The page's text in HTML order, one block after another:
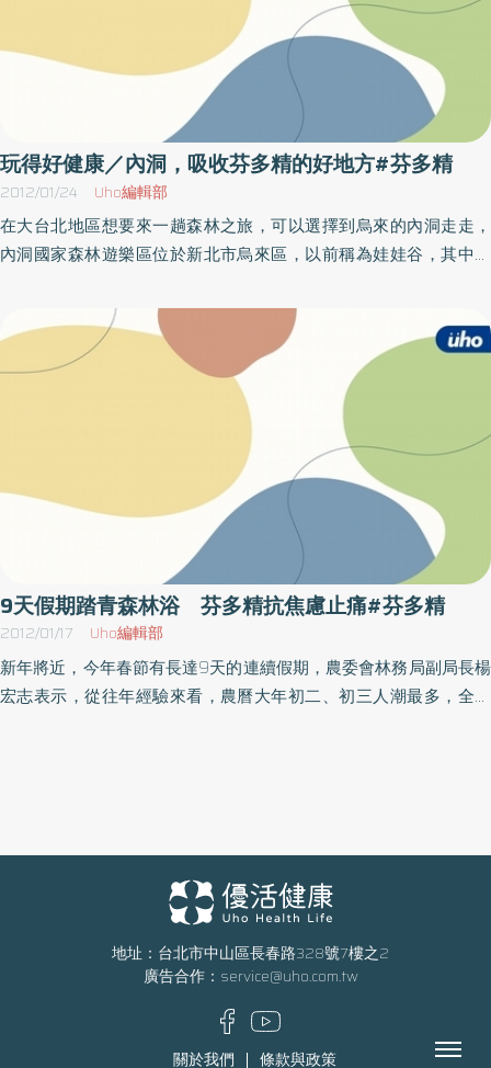
芝山岩遺址，18世紀造的古廟惠濟宮，19世紀造的芝山岩隘門，近
年來考古發現的圓山文化骨骸，此皆被列為國家一級古蹟。此外有
19世紀六氏先生歷史事件相關的學務官遭難碑、六氏先生墓、國語
傳習所舊址、同歸所；另有野鳥學會「芝山文化生態綠園」、其中
的養生蔬食餐館。現在，財團法人法鼓基金會台北北區分部（農禪
水月）特規劃芝山岩半日健走，可沉浸在芬多精氛圍下，藉此享受
山光水色與古林步道、運動健身、古文史導覽，當天從捷運站出
發，沿著雙溪河堤公園前行，在河堤濃密樹蔭下做柔軟養生體操，
再到芝山岩慢行健走，途中會有熟悉文史的專人導覽介紹各免費景
點及古蹟、生態植被。名額有限，請及早報名，活動內容日期時間
位再做確認，以免臨時異動或取消，當天請自備喝水容器，前一天
請注意氣象資訊。名稱：輕鬆走遇見禪時間：101年12月16日（日）
上午07：30～11：30地點：台北捷運紅線芝山站1號出口（07：30
集合）洽詢：02-2893-3161轉573活動推廣組網路報名
玩得好健康／內洞，吸收芬多精的好地方#芬多精
2012/01/24 Uho編輯部
在大台北地區想要來一趟森林之旅，可以選擇到烏來的內洞走走，
內洞國家森林遊樂區位於新北市烏來區，以前稱為娃娃谷，其中自
瀑布群更是馳名全台的瀑布，其中信賢瀑布（內洞瀑布）更是經由
票選後，大家公認最美的瀑布第一名。（圖片是東勢林場，攝影／
林又旻。）根據內洞遊樂區網站的介紹，根據研究調查發現，內洞
的陰離子含量更居於全台森林遊樂區之冠。來到這裡，除視覺上的
享受外，更別忘了大口呼吸健康的「空氣維他命陰離子」，來趟健
康的森林浴之旅，而在森林當中同時也富含芬多精，可以幫助身體
更健康。林務局的網站上顯示，「芬多精」（Phytoncid）是1980
年蘇聯Toknh博士與日本神山惠山博士所發現由森林植物散發出揮發
性物質，是植物防止有害細菌侵入的自衛香氣，具有抑制空氣中細
菌及黴菌生長的功用。自古以來即是民間消毒殺菌、去除疲勞、刺
激自律神經、安定情緒很好的自然療法。芬多精最大的好處就是完
全天然，它雖然可以作為病菌殺手，但最可貴的是，它不僅不會殘
害對人體有益的細菌，還可以促進人體健康、提高疾病抵抗力，而
且不會有副作用，是相當好的一種自然療法。陰離子又稱「空氣維
他命」，藉由瀑布、溪水、噴泉的四濺水花，植物光合作用製造的
9天假期踏青森林浴 芬多精抗焦慮止痛#芬多精
2012/01/17 Uho編輯部
新年將近，今年春節有長達9天的連續假期，農委會林務局副局長楊
宏志表示，從往年經驗來看，農曆大年初二、初三人潮最多，全台
烯」經由實驗，將兩隻白老鼠同樣放在十字迷宮中，沒有餵食檸檬
烯的老鼠指躲在封閉區；餵食檸檬烯的老鼠則是常常走到開放區，
活動力佳、焦慮明顯較低，證明檸檬烯的成分的確可以抗焦慮，另
外還有止痛的功效。文章中提到，清晨釋放的芬多精更帶有負離
子，不花錢就可以做健康的森林浴，可謂一舉兩得。林務局為民眾
走入大自然，精選的15條動線明確的步道為，北部的桶後越嶺道、
地址：台北市中山區長春路328號7樓之2
廣告合作： service@uho.com.tw
關於我們 條款與政策 Menu